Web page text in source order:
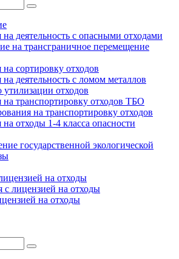
деятельность с опасными отходами
на трансграничное перемещение
сортировку отходов
деятельность с ломом металлов
утилизации отходов
на транспортировку отходов ТБО
на транспортировку отходов
отходы 1-4 класса опасности
государственной экологической
на отходы
с лицензией на отходы
на отходы